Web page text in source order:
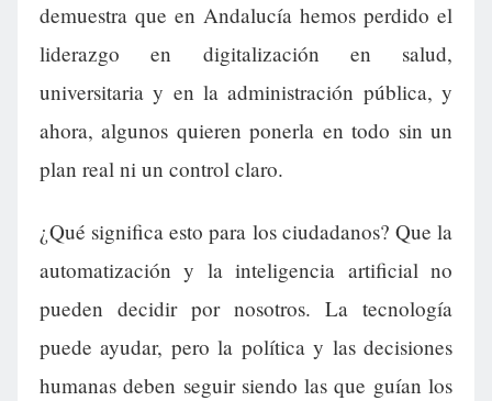
demuestra que en Andalucía hemos perdido el
liderazgo en digitalización en salud,
universitaria y en la administración pública, y
ahora, algunos quieren ponerla en todo sin un
plan real ni un control claro.
¿Qué significa esto para los ciudadanos? Que la
automatización y la inteligencia artificial no
pueden decidir por nosotros. La tecnología
puede ayudar, pero la política y las decisiones
humanas deben seguir siendo las que guían los